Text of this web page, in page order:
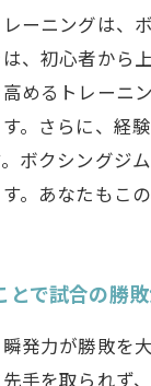
ーニングは、
、初心者から
めるトレーニ
。さらに、経
ボクシングジ
。あなたもこ
とで試合の勝
発力が勝敗を
手を取られず